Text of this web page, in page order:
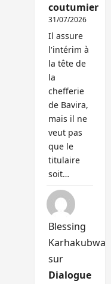
coutumier
31/07/2026
Il assure
l'intérim à
la tête de
la
chefferie
de Bavira,
mais il ne
veut pas
que le
titulaire
soit…
Blessing
Karhakubwa
sur
Dialogue